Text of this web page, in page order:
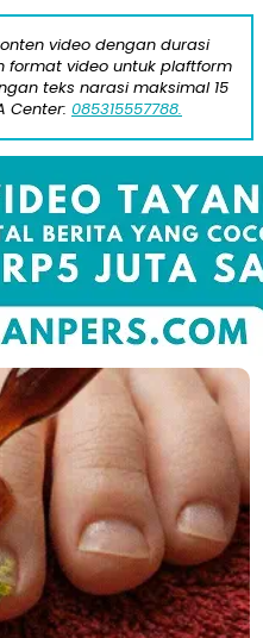
video dengan durasi
format video untuk plaftform
teks narasi maksimal 15
Center: 085315557788.